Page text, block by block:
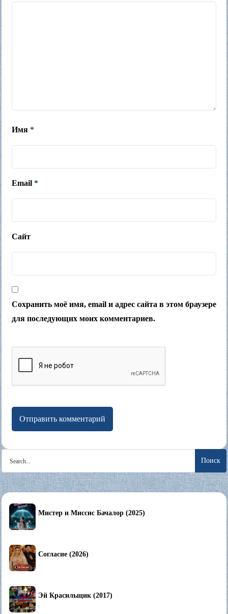
Имя *
Email *
Сайт
Сохранить моё имя, email и адрес сайта в этом браузере
для последующих моих комментариев.
Search
for:
Мистер и Миссис Бачалор (2025)
Согласие (2026)
Эй Красильщик (2017)